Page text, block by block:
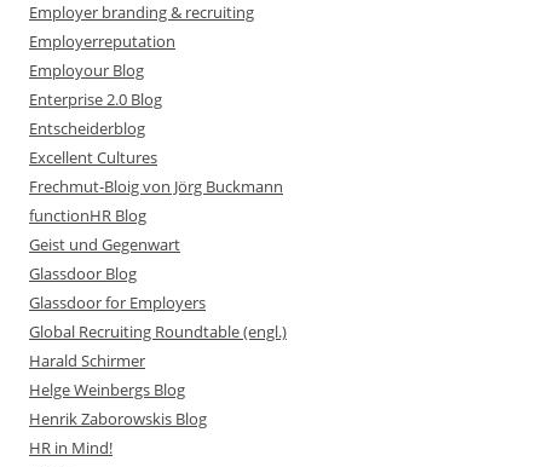
Employer branding & recruiting
Employerreputation
Employour Blog
Enterprise 2.0 Blog
Entscheiderblog
Excellent Cultures
Frechmut-Bloig von Jörg Buckmann
functionHR Blog
Geist und Gegenwart
Glassdoor Blog
Glassdoor for Employers
Global Recruiting Roundtable (engl.)
Harald Schirmer
Helge Weinbergs Blog
Henrik Zaborowskis Blog
HR in Mind!